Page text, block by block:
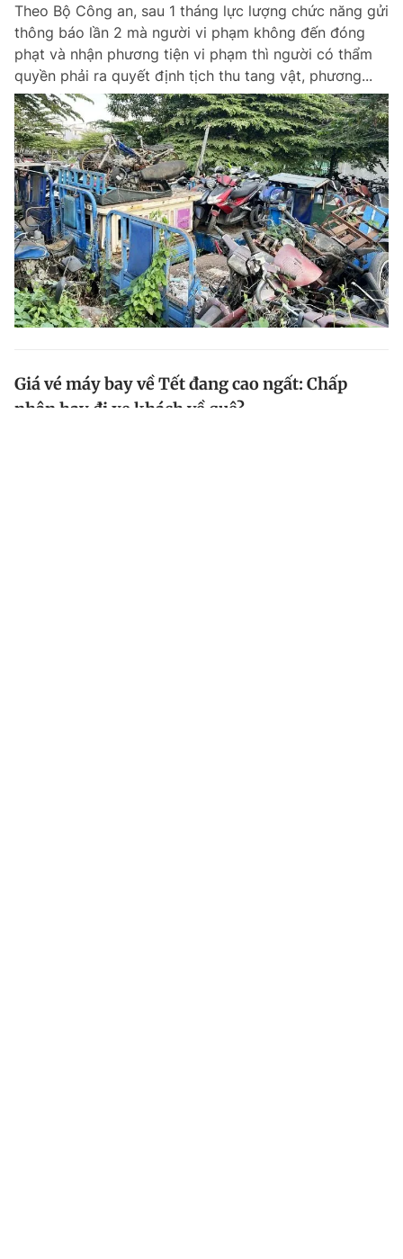
Theo Bộ Công an, sau 1 tháng lực lượng chức năng gửi
thông báo lần 2 mà người vi phạm không đến đóng
phạt và nhận phương tiện vi phạm thì người có thẩm
quyền phải ra quyết định tịch thu tang vật, phương...
Giá vé máy bay về Tết đang cao ngất: Chấp
nhận hay đi xe khách về quê?